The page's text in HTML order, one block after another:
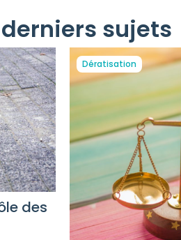
sujets
des
Dératisation